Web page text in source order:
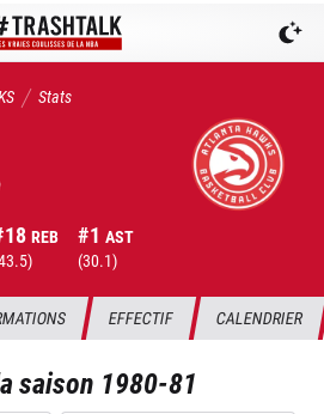
Stats
18 REB
)
#1 AST
(30.1)
EFFECTIF CALENDRIER
saison 1980-81